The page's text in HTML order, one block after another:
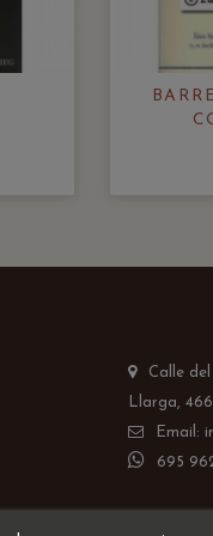
Calle
Llarga,
Email:
695